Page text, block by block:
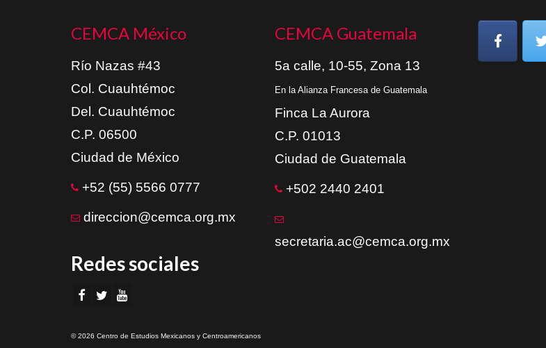
CEMCA México
Río Nazas #43
Col. Cuauhtémoc
Del. Cuauhtémoc
C.P. 06500
Ciudad de México
+52 (55) 5566 0777
direccion@cemca.org.mx
Redes sociales
CEMCA Guatemala
5a calle, 10-55, Zona 13
En la Alianza Francesa de Guatemala
Finca La Aurora
C.P. 01013
Ciudad de Guatemala
+502 2440 2401
secretaria.ac@cemca.org.mx
© 2026 Centro de Estudios Mexicanos y Centroamericanos